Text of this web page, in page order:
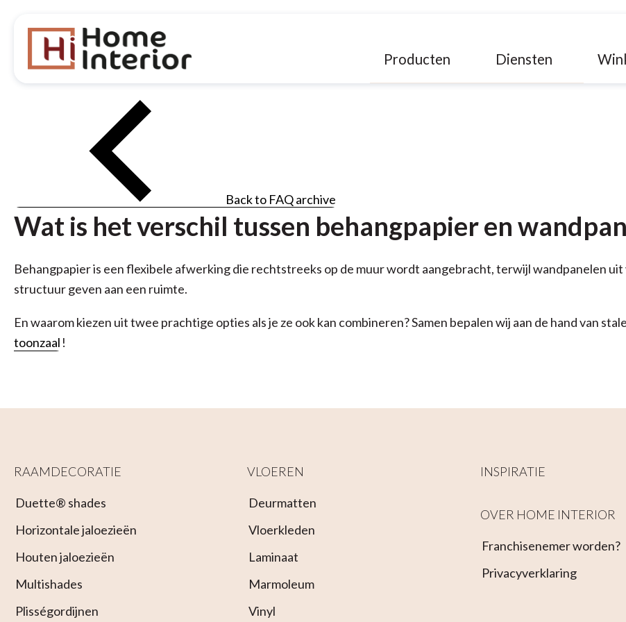
Producten Diensten
Back to FAQ archive
Wat is het verschil tussen behangpapier en
Behangpapier is een flexibele afwerking die rechtstreeks op de muur wordt aangebracht, terwijl wandpanelen
structuur geven aan een ruimte.
En waarom kiezen uit twee prachtige opties als je ze ook kan combineren? Samen bepalen wij aan de hand van
toonzaal !
RAAMDECORATIE
Duette® shades
Horizontale jaloezieën
Houten jaloezieën
Multishades
Plisségordijnen
VLOEREN
Deurmatten
Vloerkleden
Laminaat
Marmoleum
Vinyl
INSPIRATIE
OVER HOME INTERIOR
Franchisenemer worden?
Privacyverklaring